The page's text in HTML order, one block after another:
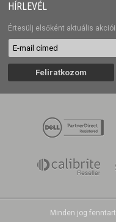
HÍRLEVÉL
Értesülj elsőként aktuális
Minden jog